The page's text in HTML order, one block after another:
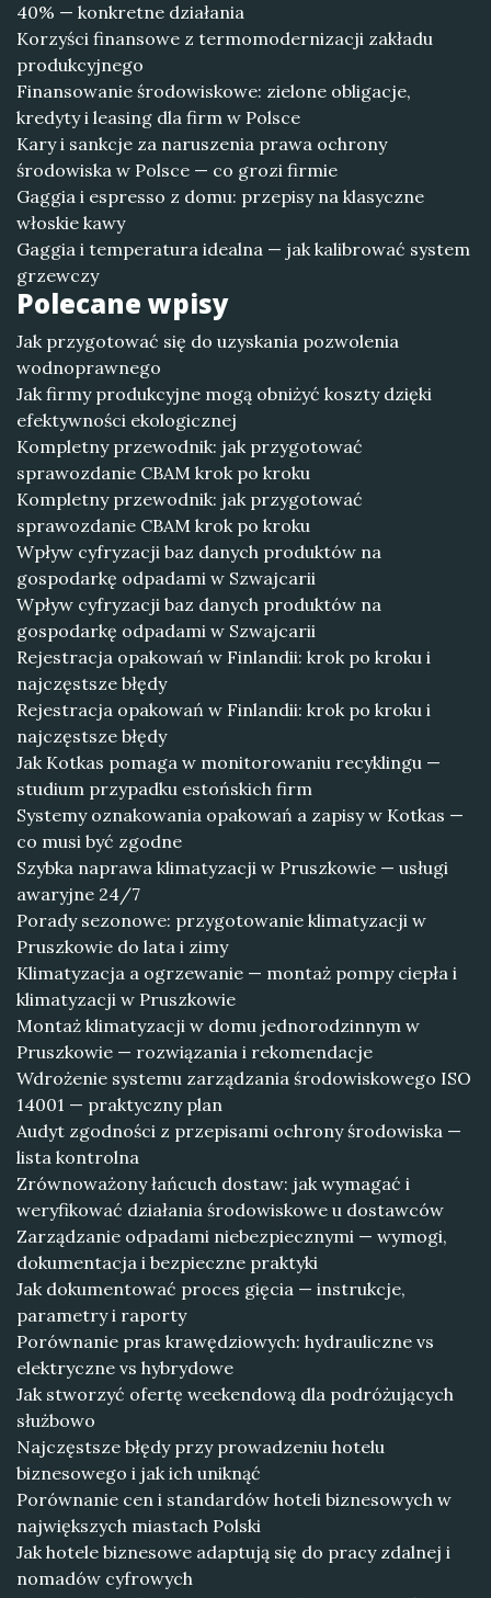
40% — konkretne działania
Korzyści finansowe z termomodernizacji zakładu
produkcyjnego
Finansowanie środowiskowe: zielone obligacje,
kredyty i leasing dla firm w Polsce
Kary i sankcje za naruszenia prawa ochrony
środowiska w Polsce — co grozi firmie
Gaggia i espresso z domu: przepisy na klasyczne
włoskie kawy
Gaggia i temperatura idealna — jak kalibrować system
grzewczy
Polecane wpisy
Jak przygotować się do uzyskania pozwolenia
wodnoprawnego
Jak firmy produkcyjne mogą obniżyć koszty dzięki
efektywności ekologicznej
Kompletny przewodnik: jak przygotować
sprawozdanie CBAM krok po kroku
Kompletny przewodnik: jak przygotować
sprawozdanie CBAM krok po kroku
Wpływ cyfryzacji baz danych produktów na
gospodarkę odpadami w Szwajcarii
Wpływ cyfryzacji baz danych produktów na
gospodarkę odpadami w Szwajcarii
Rejestracja opakowań w Finlandii: krok po kroku i
najczęstsze błędy
Rejestracja opakowań w Finlandii: krok po kroku i
najczęstsze błędy
Jak Kotkas pomaga w monitorowaniu recyklingu —
studium przypadku estońskich firm
Systemy oznakowania opakowań a zapisy w Kotkas —
co musi być zgodne
Szybka naprawa klimatyzacji w Pruszkowie — usługi
awaryjne 24/7
Porady sezonowe: przygotowanie klimatyzacji w
Pruszkowie do lata i zimy
Klimatyzacja a ogrzewanie — montaż pompy ciepła i
klimatyzacji w Pruszkowie
Montaż klimatyzacji w domu jednorodzinnym w
Pruszkowie — rozwiązania i rekomendacje
Wdrożenie systemu zarządzania środowiskowego ISO
14001 — praktyczny plan
Audyt zgodności z przepisami ochrony środowiska —
lista kontrolna
Zrównoważony łańcuch dostaw: jak wymagać i
weryfikować działania środowiskowe u dostawców
Zarządzanie odpadami niebezpiecznymi — wymogi,
dokumentacja i bezpieczne praktyki
Jak dokumentować proces gięcia — instrukcje,
parametry i raporty
Porównanie pras krawędziowych: hydrauliczne vs
elektryczne vs hybrydowe
Jak stworzyć ofertę weekendową dla podróżujących
służbowo
Najczęstsze błędy przy prowadzeniu hotelu
biznesowego i jak ich uniknąć
Porównanie cen i standardów hoteli biznesowych w
największych miastach Polski
Jak hotele biznesowe adaptują się do pracy zdalnej i
nomadów cyfrowych